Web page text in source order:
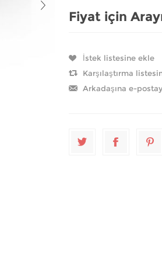
Fiyat için